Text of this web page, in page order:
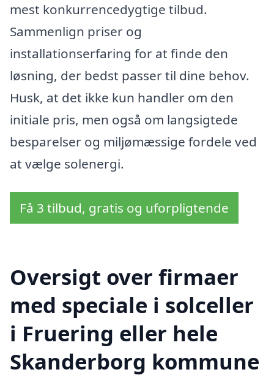
mest konkurrencedygtige tilbud.
Sammenlign priser og
installationserfaring for at finde den
løsning, der bedst passer til dine behov.
Husk, at det ikke kun handler om den
initiale pris, men også om langsigtede
besparelser og miljømæssige fordele ved
at vælge solenergi.
Få 3 tilbud, gratis og uforpligtende
Oversigt over firmaer
med speciale i solceller
i Fruering eller hele
Skanderborg kommune